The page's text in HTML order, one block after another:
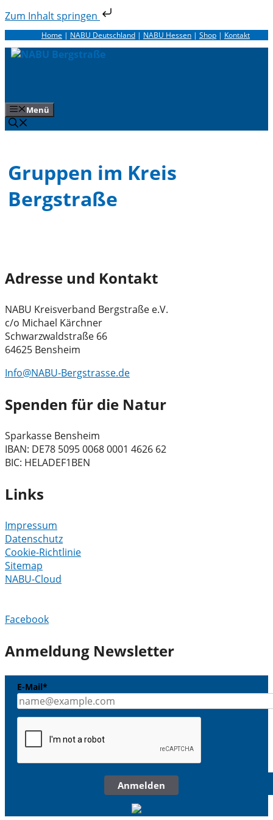
Zum Inhalt springen
Zum
Inhalt
springen
Home | NABU Deutschland | NABU Hessen | Shop | Kontakt
Menü
Gruppen im Kreis
Bergstraße
Adresse und Kontakt
NABU Kreisverband Bergstraße e.V.
c/o Michael Kärchner
Schwarzwaldstraße 66
64625 Bensheim
Info@NABU-Bergstrasse.de
Spenden für die Natur
Sparkasse Bensheim
IBAN: DE78 5095 0068 0001 4626 62
BIC: HELADEF1BEN
Links
Impressum
Datenschutz
Cookie-Richtlinie
Sitemap
NABU-Cloud
Facebook
Anmeldung Newsletter
E-Mail*
Anmelden